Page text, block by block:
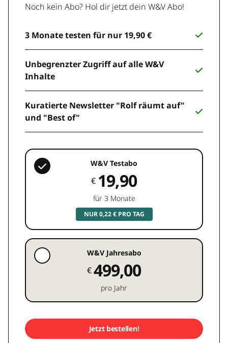
Noch kein Abo? Hol dir jetzt dein W&V Abo!
3 Monate testen für nur 19,90 €
Unbegrenzter Zugriff auf alle W&V
Inhalte
Kuratierte Newsletter "Rolf räumt auf"
und "Best of"
W&V Testabo
€ 19,90
für 3 Monate
NUR 0,22 € PRO TAG
W&V Jahresabo
€499,00
pro Jahr
Jetzt bestellen!